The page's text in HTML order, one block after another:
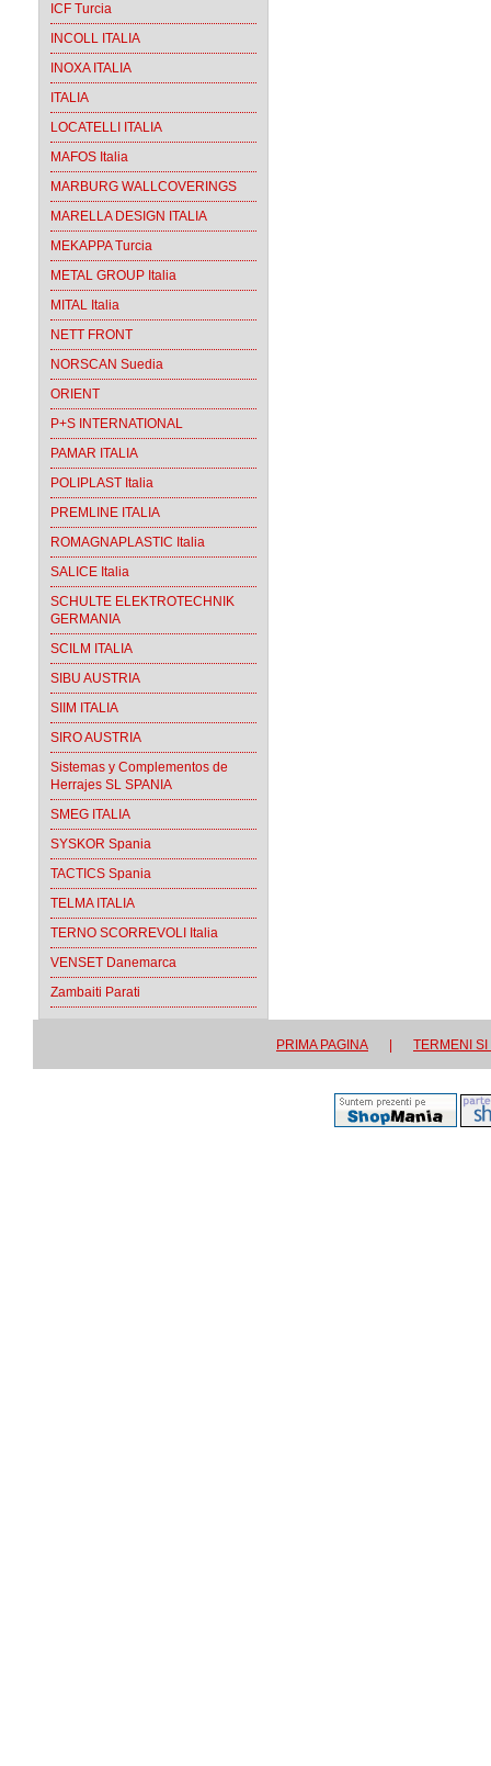
ICF Turcia
INCOLL ITALIA
INOXA ITALIA
ITALIA
LOCATELLI ITALIA
MAFOS Italia
MARBURG WALLCOVERINGS
MARELLA DESIGN ITALIA
MEKAPPA Turcia
METAL GROUP Italia
MITAL Italia
NETT FRONT
NORSCAN Suedia
ORIENT
P+S INTERNATIONAL
PAMAR ITALIA
POLIPLAST Italia
PREMLINE ITALIA
ROMAGNAPLASTIC Italia
SALICE Italia
SCHULTE ELEKTROTECHNIK
GERMANIA
SCILM ITALIA
SIBU AUSTRIA
SIIM ITALIA
SIRO AUSTRIA
Sistemas y Complementos de
Herrajes SL SPANIA
SMEG ITALIA
SYSKOR Spania
TACTICS Spania
TELMA ITALIA
TERNO SCORREVOLI Italia
VENSET Danemarca
Zambaiti Parati
PRIMA PAGINA TERMENI SI